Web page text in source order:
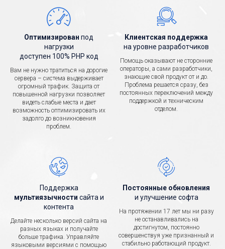
Оптимизирован под
нагрузки
доступен 100% PHP код
Вам не нужно тратиться на дорогие
сервера – система выдерживает
огромный трафик. Защита от
повышенной нагрузки позволяет
видеть слабые места и дает
возможность оптимизировать их
задолго до возникновения
проблем.
Клиентская поддержка
на уровне разработчиков
Помощь оказывают не сторонние
операторы, а сами разработчики,
знающие свой продукт от и до.
Проблема решается сразу, без
постоянных переключений между
поддержкой и техническим
отделом.
Поддержка
мультиязычности сайта и
контента
Делайте несколько версий сайта на
разных языках и получайте
больше трафика. Управляйте
языковыми версиями с помощью
Постоянные обновления
и улучшение софта
На протяжении 17 лет мы ни разу
не останавливались на
достигнутом, постоянно
совершенствуя уже признанный и
стабильно работающий продукт.